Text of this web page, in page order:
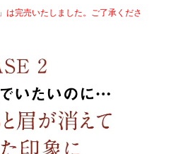
完売いたしました。ご了承くださ